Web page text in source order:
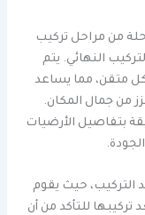
من مراحل تركيب
النهائي. يتم
متقن، مما يساعد
جمال المكان.
بتفاصيل الأرضيات
التركيب، حيث يقوم
للتأكد من أن